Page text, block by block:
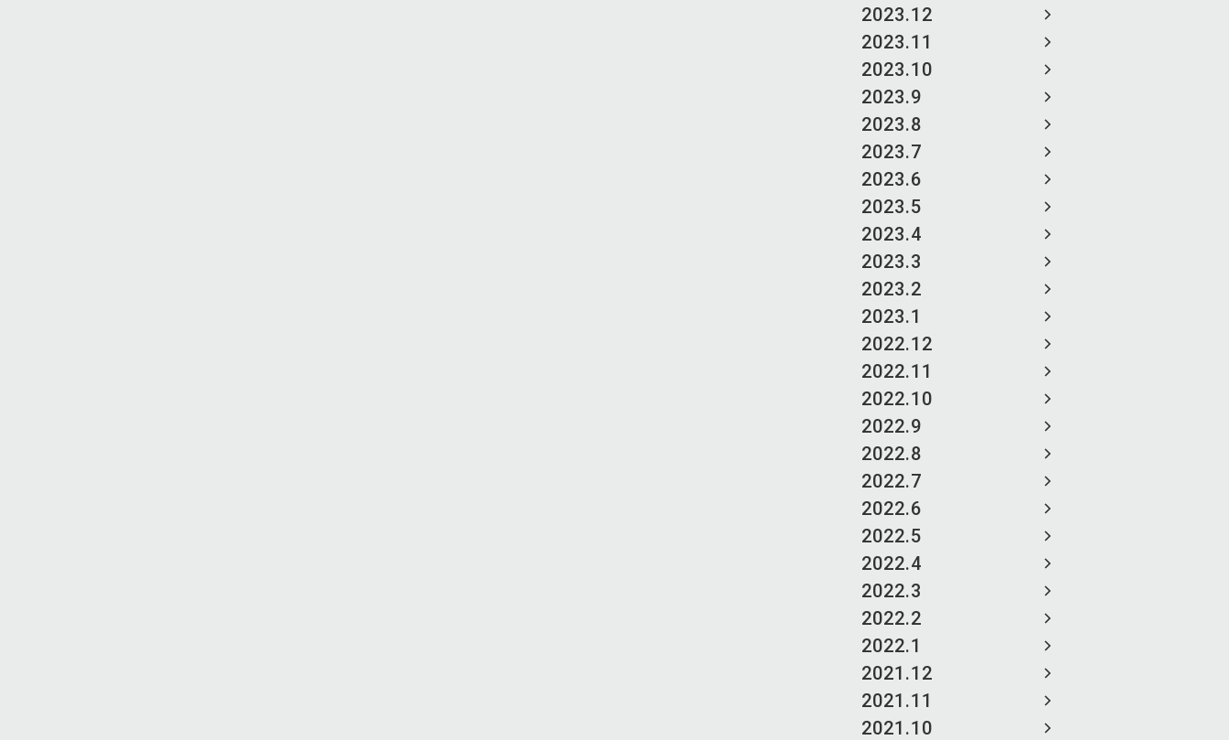
2023.12
2023.11
2023.10
2023.9
2023.8
2023.7
2023.6
2023.5
2023.4
2023.3
2023.2
2023.1
2022.12
2022.11
2022.10
2022.9
2022.8
2022.7
2022.6
2022.5
2022.4
2022.3
2022.2
2022.1
2021.12
2021.11
2021.10